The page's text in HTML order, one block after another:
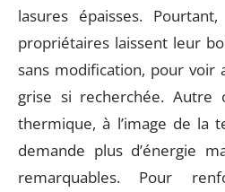
lasures épaisses.
propriétaires laissent leur
sans modification, pour voir
grise si recherchée.
thermique, à l’image de la
demande plus d’énergie
remarquables. Pour